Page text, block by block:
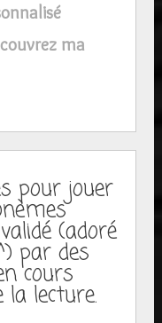
ma
pour jouer
(adoré
par des
cours
lecture.